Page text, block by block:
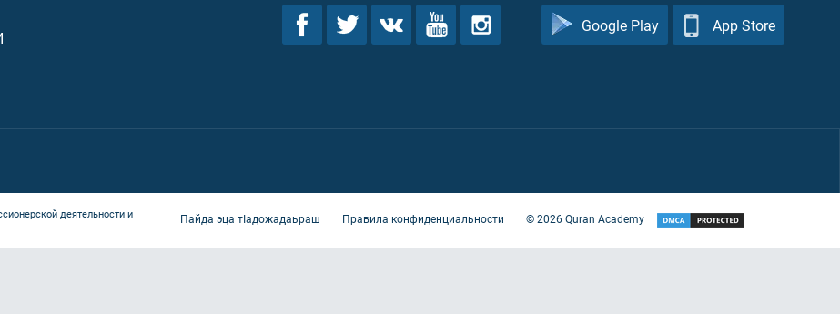
Google Play App Store
деятельности и
Пайда эца тIадожадаьраш Правила конфиденциальности ©2026Quran Academy